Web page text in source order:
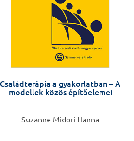
Családterápia a gyakorlatban – A
modellek közös építőelemei
Suzanne Midori Hanna